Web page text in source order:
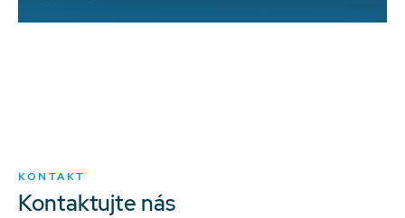
KONTAKT
Kontaktujte nás